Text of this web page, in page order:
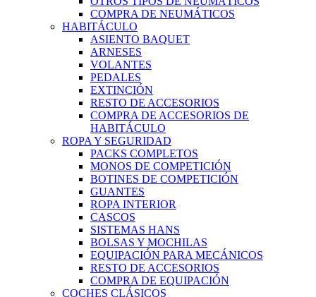
COMPRA DE NEUMÁTICOS
HABITÁCULO
ASIENTO BAQUET
ARNESES
VOLANTES
PEDALES
EXTINCIÓN
RESTO DE ACCESORIOS
COMPRA DE ACCESORIOS DE
HABITÁCULO
ROPA Y SEGURIDAD
PACKS COMPLETOS
MONOS DE COMPETICIÓN
BOTINES DE COMPETICIÓN
GUANTES
ROPA INTERIOR
CASCOS
SISTEMAS HANS
BOLSAS Y MOCHILAS
EQUIPACIÓN PARA MECÁNICOS
RESTO DE ACCESORIOS
COMPRA DE EQUIPACIÓN
COCHES CLÁSICOS